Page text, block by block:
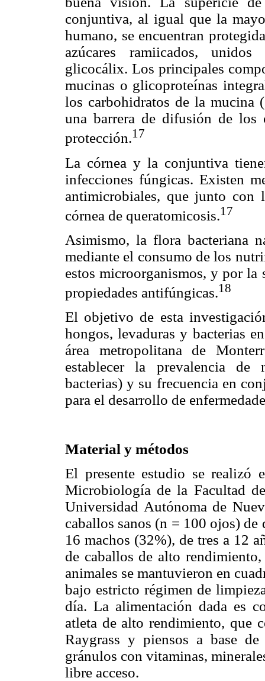
conjuntiva, al igual que la
humano, se encuentran
azúcares ramiicados,
glicocálix. Los principales
mucinas o glicoproteínas
los carbohidratos de la mucina
una barrera de difusión de los
protección.17
La córnea y la conjuntiva
infecciones fúngicas. Existen
antimicrobiales, que junto con
córnea de queratomicosis.17
Asimismo, la flora bacteriana
mediante el consumo de los
estos microorganismos, y por
propiedades antifúngicas.18
El objetivo de esta
hongos, levaduras y bacterias
área metropolitana de
establecer la prevalencia de
bacterias) y su frecuencia en
para el desarrollo de
Material y métodos
El presente estudio se realizó
Microbiología de la Facultad
Universidad Autónoma de
caballos sanos (n = 100 ojos)
16 machos (32%), de tres a 12
de caballos de alto
animales se mantuvieron en
bajo estricto régimen de
día. La alimentación dada es
atleta de alto rendimiento, que
Raygrass y piensos a base
gránulos con vitaminas,
libre acceso.